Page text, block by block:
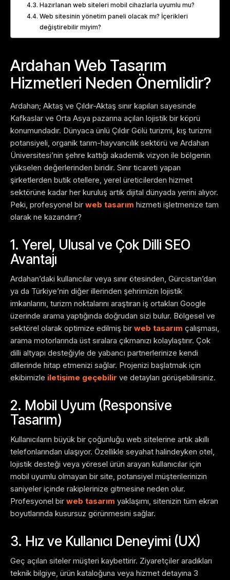
Hazırlanan web siteleri mobil cihazlarla uyumlu mu?
Web sitesinin yönetim paneli olacak mı? İçerikleri
değiştirebilir miyim?
Ardahan Web Tasarım
Hizmetleri Neden Önemlidir?
Ardahan; Aktaş ve Çıldır-Aktaş sınır kapıları sayesinde
Kafkaslar ve Orta Asya pazarına açılan lojistik bir köprü
konumundadır. Dünyaca ünlü Çıldır Gölü turizmi, kış turizmi
potansiyeli, organik tarım-hayvancılık sektörü ve Ardahan
Üniversitesi’nin şehre kattığı akademik vizyon ile bölgenin
yükselen değerlerinden biridir. Sınır ticareti yapan
şirketlerden butik otellere, yerel üreticilerden hizmet
sektörüne kadar her kuruluş artık dijital dünyada yerini alıyor.
Peki, profesyonel bir web tasarım hizmeti işletmenize tam
olarak ne kazandırır?
1. Yerel, Ulusal ve Çok Dilli SEO
Avantajı
Ardahan’daki kullanıcılar veya sınır ötesinden, Gürcistan’dan
ya da Türkiye’nin diğer illerinden şehrimizin lojistik
imkanlarını, turizm noktalarını araştıran iş ortakları Google
üzerinde arama yaptığında doğrudan sizi bulur. Bölgesel ve
sektörel olarak optimize edilmiş bir web tasarım çalışması,
arama motorlarında üst sıralara çıkmanızı kolaylaştırır. Çok
dilli altyapı desteğiyle de yabancı partnerlerinize kendi
dillerinde hitap etmenizi sağlar. Projenizi başlatmak için
ekibimizle iletişime geçebilir ve detayları görüşebilirsiniz.
2. Mobil Uyum (Responsive
Tasarım)
Kullanıcıların büyük bir çoğunluğu web sitelerine artık akıllı
telefonlarından ulaşıyor. Özellikle seyahat halindeyken otel,
lojistik desteği veya yöresel ürün arayan kullanıcılar için
mobil uyumlu olmayan bir site, potansiyel müşterilerinizin
saniyeler içinde rakiplerinize gitmesine neden olur.
Profesyonel bir web tasarım yaklaşımı, sitenizin tüm ekran
boyutlarında kusursuz görünmesini sağlar.
3. Hız ve Kullanıcı Deneyimi (UX)
Geç açılan siteler müşteri kaybettirir. Ziyaretçiler aradıkları
teknik bilgiye, ürün kataloğuna veya hizmet detayına 3